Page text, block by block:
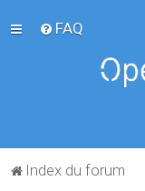
FAQ
Index du forum